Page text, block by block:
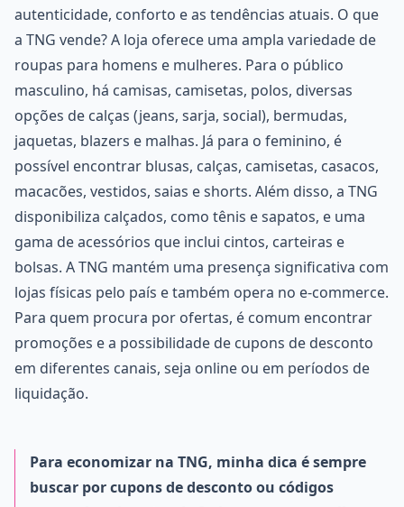
autenticidade, conforto e as tendências atuais. O que
a TNG vende? A loja oferece uma ampla variedade de
roupas para homens e mulheres. Para o público
masculino, há camisas, camisetas, polos, diversas
opções de calças (jeans, sarja, social), bermudas,
jaquetas, blazers e malhas. Já para o feminino, é
possível encontrar blusas, calças, camisetas, casacos,
macacões, vestidos, saias e shorts. Além disso, a TNG
disponibiliza calçados, como tênis e sapatos, e uma
gama de acessórios que inclui cintos, carteiras e
bolsas. A TNG mantém uma presença significativa com
lojas físicas pelo país e também opera no e-commerce.
Para quem procura por ofertas, é comum encontrar
promoções e a possibilidade de cupons de desconto
em diferentes canais, seja online ou em períodos de
liquidação.
Para economizar na TNG, minha dica é sempre
buscar por cupons de desconto ou códigos